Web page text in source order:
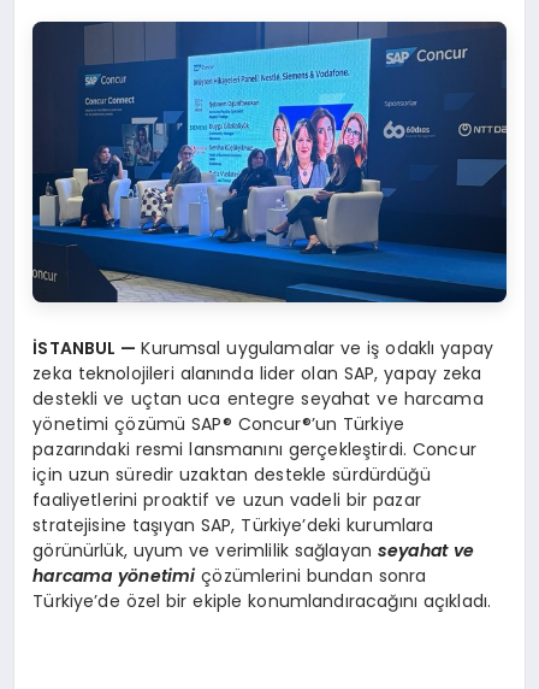
İSTANBUL —Kurumsal uygulamalar ve iş odaklı yapay
zeka teknolojileri alanında lider olan SAP, yapay zeka
destekli ve uçtan uca entegre seyahat ve harcama
yönetimi çözümü SAP® Concur®’un Türkiye
pazarındaki resmi lansmanını gerçekleştirdi. Concur
için uzun süredir uzaktan destekle sürdürdüğü
faaliyetlerini proaktif ve uzun vadeli bir pazar
stratejisine taşıyan SAP, Türkiye’deki kurumlara
görünürlük, uyum ve verimlilik sağlayan seyahat ve
harcama yönetimiçözümlerini bundan sonra
Türkiye’de özel bir ekiple konumlandıracağını açıkladı.